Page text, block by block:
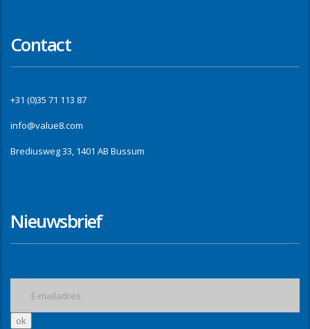
Contact
+31 (0)35 71 113 87
info@value8.com
Brediusweg 33, 1401 AB Bussum
Nieuwsbrief